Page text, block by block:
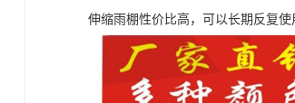
伸缩雨棚性价比高，可以长期反复使